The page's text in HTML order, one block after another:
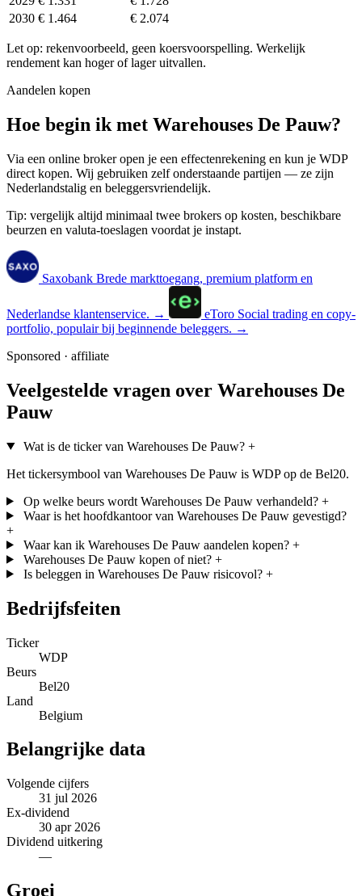
2030 € 1.464 € 2.074
Let op: rekenvoorbeeld, geen koersvoorspelling. Werkelijk
rendement kan hoger of lager uitvallen.
Aandelen kopen
Hoe begin ik met Warehouses De Pauw?
Via een online broker open je een effectenrekening en kun je WDP
direct kopen. Wij gebruiken zelf onderstaande partijen — ze zijn
Nederlandstalig en beleggersvriendelijk.
Tip: vergelijk altijd minimaal twee brokers op kosten, beschikbare
beurzen en valuta-toeslagen voordat je instapt.
Saxobank Brede markttoegang, premium platform en
Nederlandse klantenservice. → eToro Social trading en copy-
portfolio, populair bij beginnende beleggers. →
Sponsored · affiliate
Veelgestelde vragen over Warehouses De
Pauw
Wat is de ticker van Warehouses De Pauw? +
Het tickersymbool van Warehouses De Pauw is WDP op de Bel20.
Op welke beurs wordt Warehouses De Pauw verhandeld? +
Waar is het hoofdkantoor van Warehouses De Pauw gevestigd?
+
Waar kan ik Warehouses De Pauw aandelen kopen? +
Warehouses De Pauw kopen of niet? +
Is beleggen in Warehouses De Pauw risicovol? +
Bedrijfsfeiten
Ticker
WDP
Beurs
Bel20
Land
Belgium
Belangrijke data
Volgende cijfers
31 jul 2026
Ex-dividend
30 apr 2026
Dividend uitkering
—
Groei